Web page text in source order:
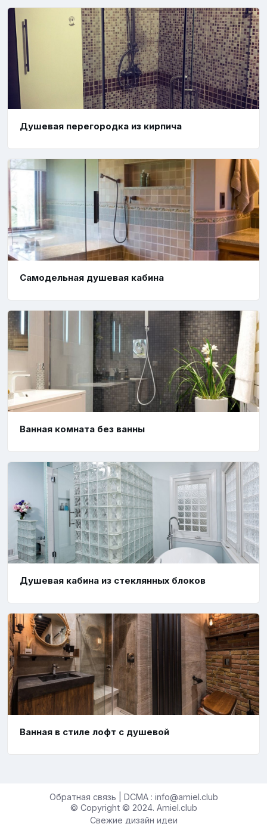
Душевая перегородка из кирпича
Самодельная душевая кабина
Ванная комната без ванны
Душевая кабина из стеклянных блоков
Ванная в стиле лофт с душевой
Обратная связь | DCMA : info@amiel.club
© Copyright © 2024. Amiel.club
Свежие дизайн идеи